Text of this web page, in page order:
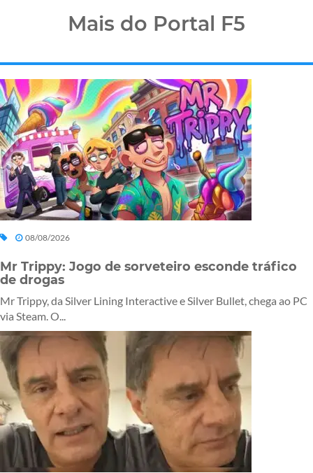
Mais do Portal F5
08/08/2026
Mr Trippy: Jogo de sorveteiro esconde tráfico
de drogas
Mr Trippy, da Silver Lining Interactive e Silver Bullet, chega ao PC
via Steam. O...